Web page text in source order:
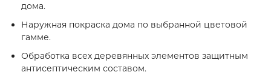
дома.
Наружная покраска дома по выбранной цветовой
гамме.
Обработка всех деревянных элементов защитным
антисептическим составом.